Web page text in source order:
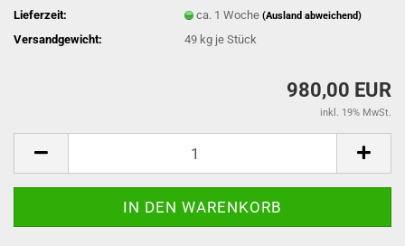
Lieferzeit:
ca. 1 Woche(Ausland abweichend)
Versandgewicht: 49 kg je Stück
980,00 EUR
inkl. 19% MwSt.